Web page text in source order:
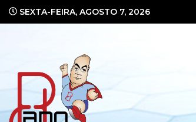
SEXTA-FEIRA, AGOSTO 7, 2026